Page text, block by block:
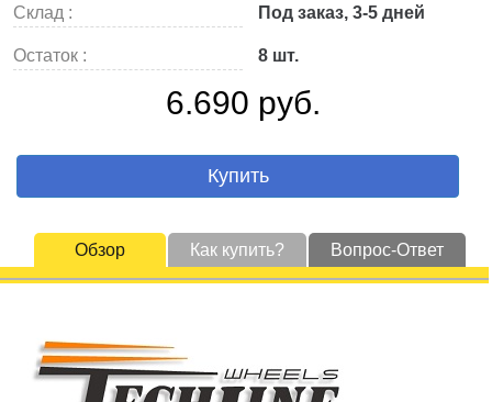
Склад : Под заказ, 3-5 дней
Остаток : 8 шт.
6.690 руб.
Купить
Обзор Как купить? Вопрос-Ответ